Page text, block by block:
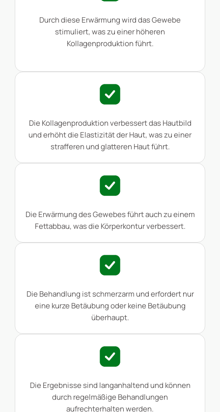
Durch diese Erwärmung wird das Gewebe
stimuliert, was zu einer höheren
Kollagenproduktion führt.
Die Kollagenproduktion verbessert das Hautbild
und erhöht die Elastizität der Haut, was zu einer
strafferen und glatteren Haut führt.
Die Erwärmung des Gewebes führt auch zu einem
Fettabbau, was die Körperkontur verbessert.
Die Behandlung ist schmerzarm und erfordert nur
eine kurze Betäubung oder keine Betäubung
überhaupt.
Die Ergebnisse sind langanhaltend und können
durch regelmäßige Behandlungen
aufrechterhalten werden.